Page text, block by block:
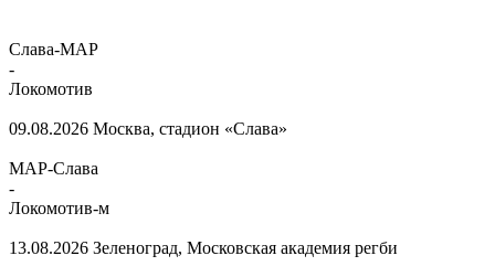
Слава-МАР
-
Локомотив
09.08.2026 Москва, стадион «Слава»
МАР-Слава
-
Локомотив-м
13.08.2026 Зеленоград, Московская академия регби